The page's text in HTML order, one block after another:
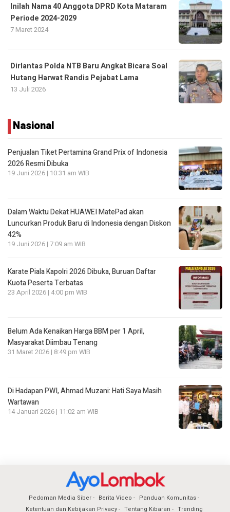
Inilah Nama 40 Anggota DPRD Kota Mataram
Periode 2024-2029
7 Maret 2024
Dirlantas Polda NTB Baru Angkat Bicara Soal
Hutang Harwat Randis Pejabat Lama
13 Juli 2026
Nasional
Penjualan Tiket Pertamina Grand Prix of Indonesia
2026 Resmi Dibuka
19 Juni 2026 | 10:31 am WIB
Dalam Waktu Dekat HUAWEI MatePad akan
Luncurkan Produk Baru di Indonesia dengan Diskon
42%
19 Juni 2026 | 7:09 am WIB
Karate Piala Kapolri 2026 Dibuka, Buruan Daftar
Kuota Peserta Terbatas
23 April 2026 | 4:00 pm WIB
Belum Ada Kenaikan Harga BBM per 1 April,
Masyarakat Diimbau Tenang
31 Maret 2026 | 8:49 pm WIB
Di Hadapan PWI, Ahmad Muzani: Hati Saya Masih
Wartawan
14 Januari 2026 | 11:02 am WIB
Pedoman Media Siber Berita Video
Panduan Komunitas
Ketentuan dan Kebijakan Privacy
Tentang Kibaran Trending